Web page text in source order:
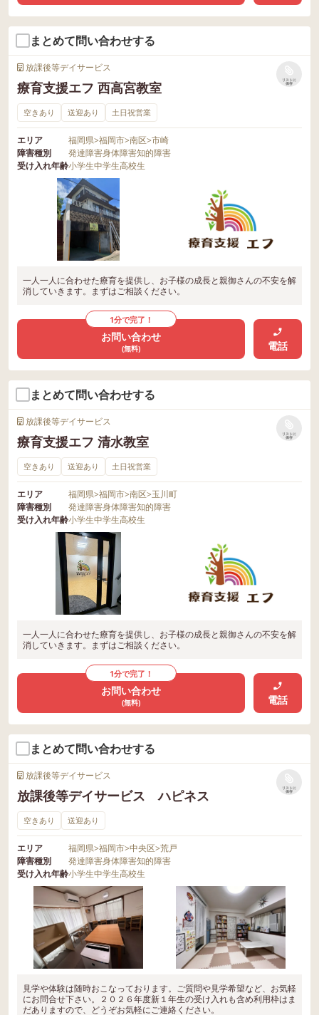
まとめて問い合わせする
放課後等デイサービス
療育支援エフ 西高宮教室
リストに
保存
空きあり 送迎あり 土日祝営業
エリア 福岡県>福岡市>南区>市崎
障害種別
発達障害身体障害知的障害
受け入れ年齢小学生中学生高校生
一人一人に合わせた療育を提供し、お子様の成長と親御さんの不安を解
消していきます。まずはご相談ください。
1分で完了！
お問い合わせ
(無料) 電話
まとめて問い合わせする
放課後等デイサービス
療育支援エフ 清水教室
リストに
保存
空きあり 送迎あり 土日祝営業
エリア 福岡県>福岡市>南区>玉川町
障害種別
発達障害身体障害知的障害
受け入れ年齢小学生中学生高校生
一人一人に合わせた療育を提供し、お子様の成長と親御さんの不安を解
消していきます。まずはご相談ください。
1分で完了！
お問い合わせ
(無料) 電話
まとめて問い合わせする
放課後等デイサービス
放課後等デイサービス ハピネス
リストに
保存
空きあり 送迎あり
エリア 福岡県>福岡市>中央区>荒戸
障害種別
発達障害身体障害知的障害
受け入れ年齢小学生中学生高校生
見学や体験は随時おこなっております。ご質問や見学希望など、お気軽
にお問合せ下さい。２０２６年度新１年生の受け入れも含め利用枠はま
だありますので、どうぞお気軽にご連絡ください。